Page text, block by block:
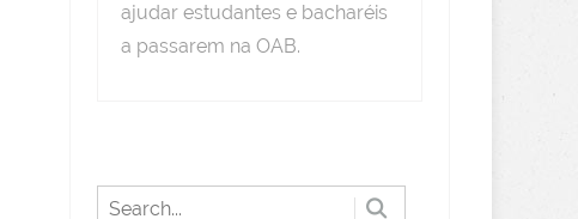
ajudar estudantes e bacharéis
a passarem na OAB.